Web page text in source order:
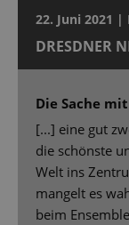
22. Juni 2021
DRESDNER
Die Sache
[...] eine gut
die schönste
Welt ins
mangelt es
beim